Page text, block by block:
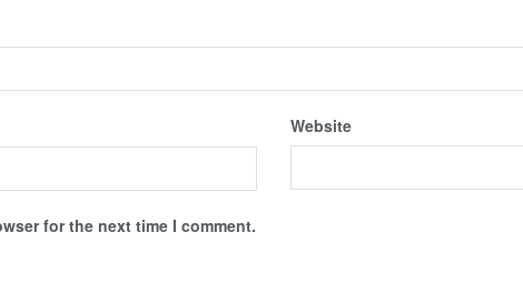
Website
for the next time I comment.